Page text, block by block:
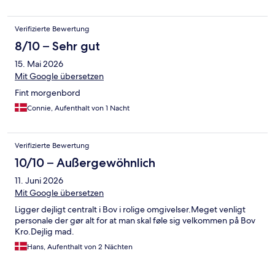
Verifizierte Bewertung
8/10 – Sehr gut
15. Mai 2026
Mit Google übersetzen
Fint morgenbord
Connie, Aufenthalt von 1 Nacht
Verifizierte Bewertung
10/10 – Außergewöhnlich
11. Juni 2026
Mit Google übersetzen
Ligger dejligt centralt i Bov i rolige omgivelser.Meget venligt
personale der gør alt for at man skal føle sig velkommen på Bov
Kro.Dejlig mad.
Hans, Aufenthalt von 2 Nächten